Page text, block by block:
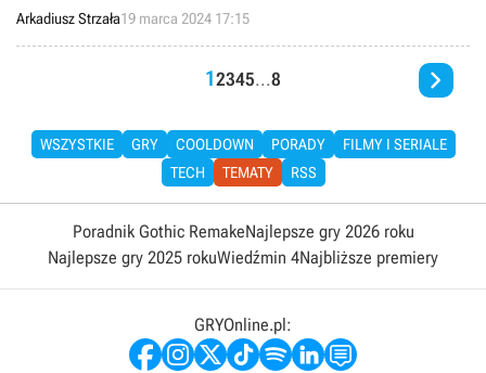
Według firmy nie ma powodów do zmartwień, miejsca nie
zabraknie.
Arkadiusz Strzała19 marca 2024 17:15
12345...8 
WSZYSTKIE GRY COOLDOWN PORADY
FILMY I SERIALE
TECH
TEMATY RSS
Poradnik Gothic RemakeNajlepsze gry 2026 roku
Najlepsze gry 2025 rokuWiedźmin 4Najbliższe premiery
GRYOnline.pl: